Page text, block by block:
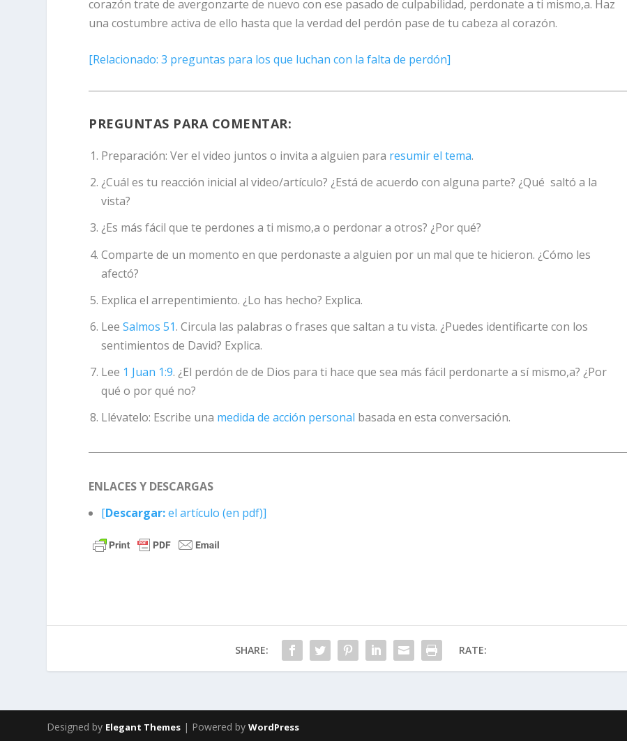
corazón trate de avergonzarte de nuevo con ese pasado de culpabilidad, perdonate a ti mismo,a. Haz
una costumbre activa de ello hasta que la verdad del perdón pase de tu cabeza al corazón.
[Relacionado: 3 preguntas para los que luchan con la falta de perdón]
PREGUNTAS PARA COMENTAR:
Preparación:Ver el video juntos o invita a alguien para resumir el tema.
¿Cuál es tu reacción inicial al video/artículo? ¿Está de acuerdo con alguna parte? ¿Qué saltó a la
vista?
¿Es más fácil que te perdones a ti mismo,a o perdonar a otros? ¿Por qué?
Comparte de un momento en que perdonaste a alguien por un mal que te hicieron. ¿Cómo les
afectó?
Explica el arrepentimiento. ¿Lo has hecho? Explica.
LeeSalmos 51. Circula las palabras o frases que saltan a tu vista. ¿Puedes identificarte con los
sentimientos de David? Explica.
Lee 1 Juan 1:9. ¿El perdón de de Dios para ti hace que sea más fácil perdonarte a sí mismo,a? ¿Por
qué o por qué no?
Llévatelo: Escribe una medida de acción personal basada en esta conversación.
ENLACES Y DESCARGAS
[Descargar:el artículo (en pdf)]
SHARE: RATE:
Designed by Elegant Themes | Powered byWordPress